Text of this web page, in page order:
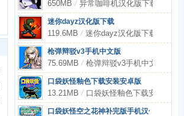
650MB/ 异常咖啡机汉化版下载
迷你dayz汉化版下载
119.6MB/ 迷你dayz汉化版下载
枪弹辩驳v3手机中文版
75.69MB/ 枪弹辩驳v3手机中文版
口袋妖怪釉色下载安装安卓版
13.21MB/ 口袋妖怪釉色下载安装安卓版
口袋妖怪空之花神补完版手机汉化版